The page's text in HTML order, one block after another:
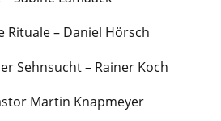
Rituale – Daniel Hörsch
Sehnsucht – Rainer Koch
Martin Knapmeyer